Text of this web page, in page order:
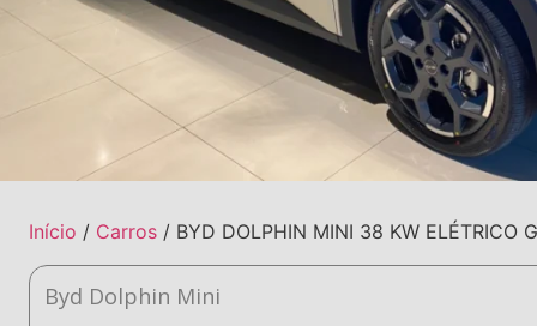
Início / Carros / BYD DOLPHIN MINI 38 KW ELÉTRICO
Byd Dolphin Mini